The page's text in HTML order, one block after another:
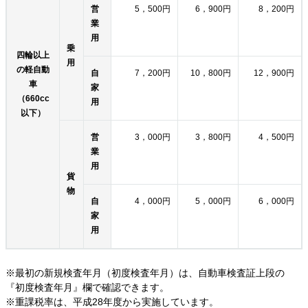
四輪以上
の軽自動
車
（660cc
以下）
乗
用
営
業
用
5，500円 6，900円 8，200円
自
家
用
7，200円 10，800円 12，900円
貨
物
営
業
用
3，000円 3，800円 4，500円
自
家
用
4，000円 5，000円 6，000円
※最初の新規検査年月（初度検査年月）は、自動車検査証上段の
『初度検査年月』欄で確認できます。
※重課税率は、平成28年度から実施しています。